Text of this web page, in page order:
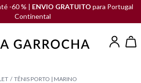
-60 % | ENVIO GRATUITO para Portugal
Continental
TÊNIS PORTO | MARINO